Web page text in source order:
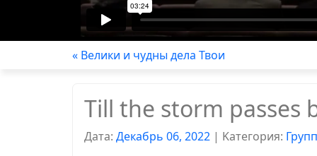
« Велики и чудны дела Твои
Till the storm passes
Дата: Декабрь 06, 2022 | Kатегория: